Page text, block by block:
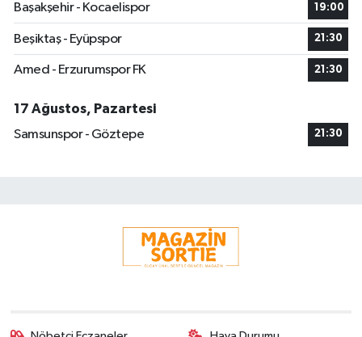
Başakşehir - Kocaelispor
19:00
Beşiktaş - Eyüpspor 21:30
Amed - Erzurumspor FK 21:30
17 Ağustos, Pazartesi
Samsunspor - Göztepe
21:30